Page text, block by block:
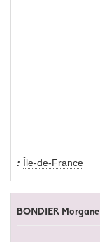
Île-de-France
BONDIER Morgane